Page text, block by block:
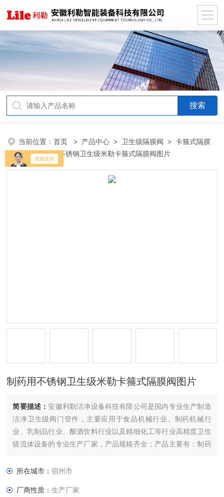
当前位置：首页 > 产品中心 > 卫生级隔膜阀 >卡箍式隔膜
阀
> 制药用不锈钢卫生级米勒卡箍式隔膜阀图片
制药用不锈钢卫生级米勒卡箍式隔膜阀图片
简要描述：安徽利勒洁净设备科技有限公司是国内专业生产制造
洁净卫生级阀门管件，主要应用于食品机械行业、制药机械行
业、乳制品行业、酿酒饮料行业以及精细化工等行业高精度卫生
级流体设备的专业生产厂家，产品规格齐全；产品主要有：制药
真空法兰，真空管件，真空弯头，真空三通，真空大小头，ISO
所在城市：宿州市
厂商性质：生产厂家